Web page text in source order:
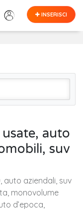
INSERISCI
auto
suv
auto aziendali, suv
monovolume
d’epoca,